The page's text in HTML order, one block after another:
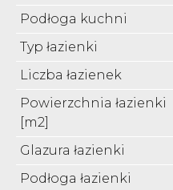
Podłoga kuchni
Typ łazienki
Liczba łazienek
Powierzchnia łazienki
[m2]
Glazura łazienki
Podłoga łazienki